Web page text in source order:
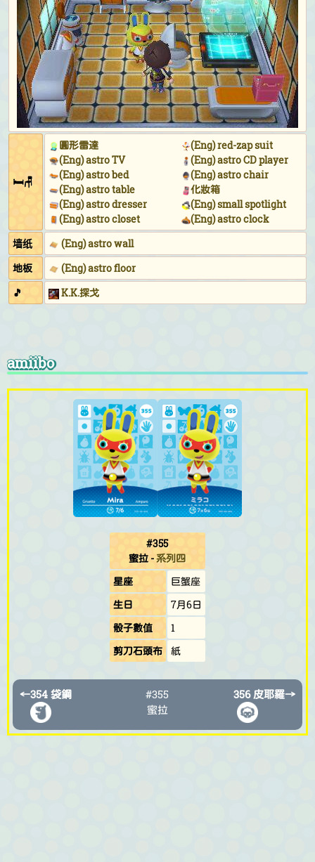
🛏🪑
圓形雷達
(Eng) astro TV
(Eng) astro bed
(Eng) astro table
(Eng) astro dresser
(Eng) astro closet
(Eng) red-zap suit
(Eng) astro CD player
(Eng) astro chair
化妝箱
(Eng) small spotlight
(Eng) astro clock
墙纸
(Eng) astro wall
地板
(Eng) astro floor
🎵
K.K.探戈
amiibo
#355
蜜拉 -系列四
星座
巨蟹座
生日
7月6日
骰子數值
1
剪刀石頭布
紙
←354 袋鋼
#355
蜜拉
356 皮耶羅→